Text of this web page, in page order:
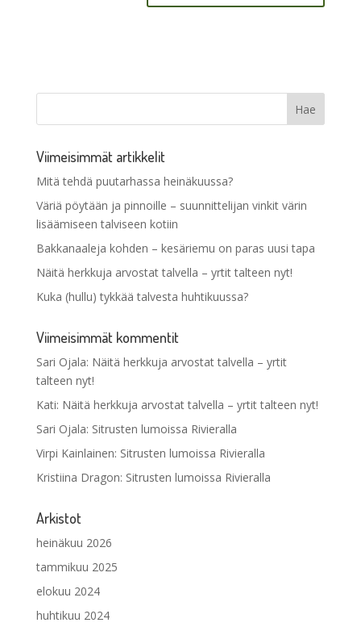
Viimeisimmät artikkelit
Mitä tehdä puutarhassa heinäkuussa?
Väriä pöytään ja pinnoille – suunnittelijan vinkit värin
lisäämiseen talviseen kotiin
Bakkanaaleja kohden – kesäriemu on paras uusi tapa
Näitä herkkuja arvostat talvella – yrtit talteen nyt!
Kuka (hullu) tykkää talvesta huhtikuussa?
Viimeisimmät kommentit
Sari Ojala: Näitä herkkuja arvostat talvella – yrtit
talteen nyt!
Kati: Näitä herkkuja arvostat talvella – yrtit talteen nyt!
Sari Ojala: Sitrusten lumoissa Rivieralla
Virpi Kainlainen: Sitrusten lumoissa Rivieralla
Kristiina Dragon: Sitrusten lumoissa Rivieralla
Arkistot
heinäkuu 2026
tammikuu 2025
elokuu 2024
huhtikuu 2024